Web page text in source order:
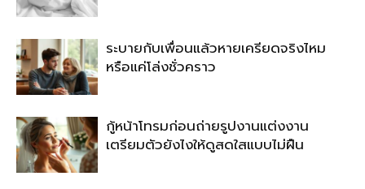
ระบายกับเพื่อนแล้วหายเครียดจริงไหม
หรือแค่โล่งชั่วคราว
กู้หน้าโทรมก่อนถ่ายรูปงานแต่งงาน
เตรียมตัวยังไงให้ดูสดใสแบบไม่ฝืน